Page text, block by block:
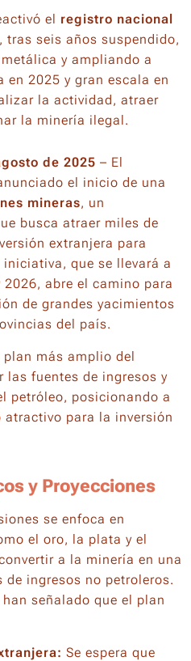
el registro nacional
, tras seis años suspendido,
y ampliando a
en 2025 y gran escala en
la actividad, atraer
la minería ilegal.
de 2025 – El
el inicio de una
mineras, un
busca atraer miles de
extranjera para
que se llevará a
abre el camino para
de grandes yacimientos
del país.
plan más amplio del
las fuentes de ingresos y
petróleo, posicionando a
atractivo para la inversión
y Proyecciones
se enfoca en
el oro, la plata y el
a la minería en una
ingresos no petroleros.
señalado que el plan
Se espera que